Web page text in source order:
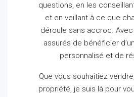
questions, en les
et en veillant à ce que
déroule sans accroc.
assurés de bénéficier
personnalisé et de
Que vous souhaitiez
propriété, je suis là pour